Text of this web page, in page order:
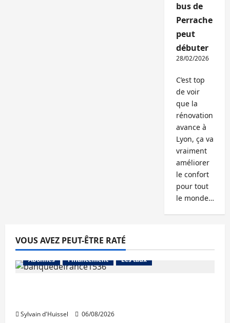
bus de
Perrache
peut
débuter
28/02/2026
C’est top
de voir
que la
rénovation
avance à
Lyon, ça va
vraiment
améliorer
le confort
pour tout
le monde…
VOUS AVEZ PEUT-ÊTRE RATÉ
Abonnés Financement Les taux
Sylvain d'Huissel 06/08/2026
Abonnés Financement